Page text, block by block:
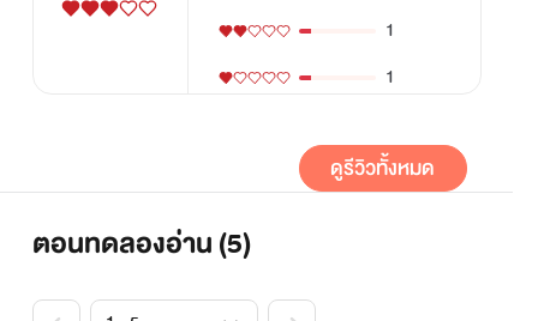
1
1
ดูรีวิวทั้งหมด
ตอนทดลองอ่าน (5)